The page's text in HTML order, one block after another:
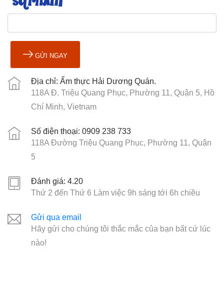
GỬI NGAY
Địa chỉ: Ẩm thực Hải Dương Quán.
118A Đ. Triệu Quang Phục, Phường 11, Quận 5, Hồ
Chí Minh, Vietnam
Số điện thoại: 0909 238 733
118A Đường Triệu Quang Phục, Phường 11, Quận
5
Đánh giá: 4.20
Thứ 2 đến Thứ 6 Làm việc 9h sáng tới 6h chiều
Gửi qua email
Hãy gửi cho chúng tôi thắc mắc của bạn bất cứ lúc
nào!